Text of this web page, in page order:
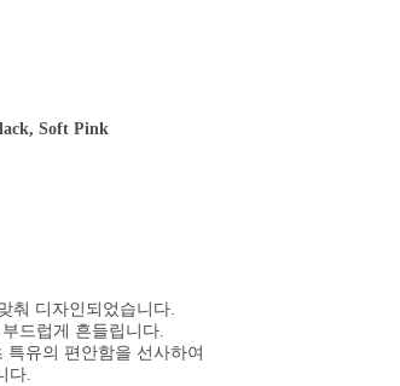
Soft Pink
춰 디자인되었습니다.
드럽게 흔들립니다.
유의 편안함을 선사하여
다.